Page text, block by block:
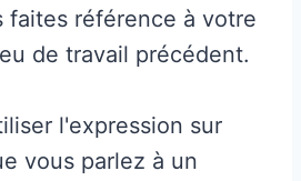
faites référence à votre
de travail précédent.
l'expression sur
vous parlez à un